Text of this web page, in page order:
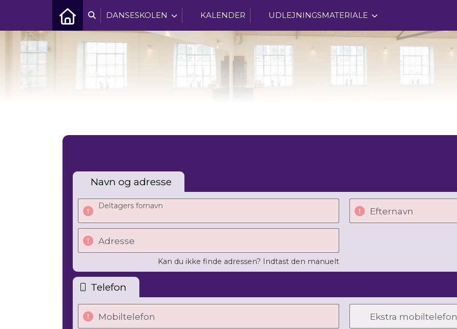
DANSESKOLEN KALENDER UDLEJNINGSMATERIALE
Navn og adresse
Deltagers fornavn
Efternavn
Adresse
Kan du ikke finde adressen? Indtast den manuelt
Telefon
Mobiltelefon Ekstra mobiltelefon